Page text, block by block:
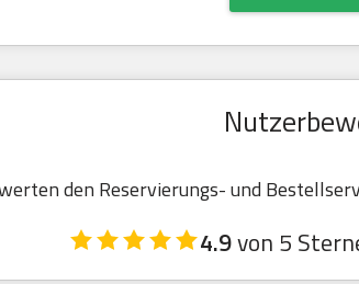
den Reservierungs- und
4.9von 5